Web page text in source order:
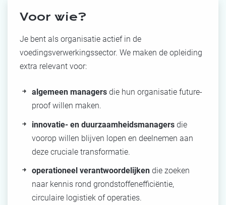
Voor wie?
Je bent als organisatie actief in de
voedingsverwerkingssector. We maken de opleiding
extra relevant voor:
algemeen managers die hun organisatie future-
proof willen maken.
innovatie- en duurzaamheidsmanagers die
voorop willen blijven lopen en deelnemen aan
deze cruciale transformatie.
operationeel verantwoordelijken die zoeken
naar kennis rond grondstoffenefficiëntie,
circulaire logistiek of operaties.